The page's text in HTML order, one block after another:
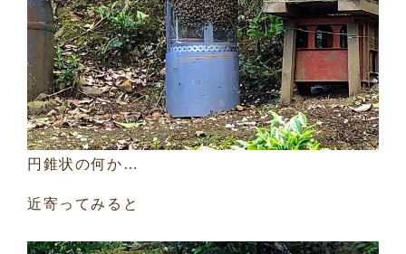
円錐状の何か…
近寄ってみると